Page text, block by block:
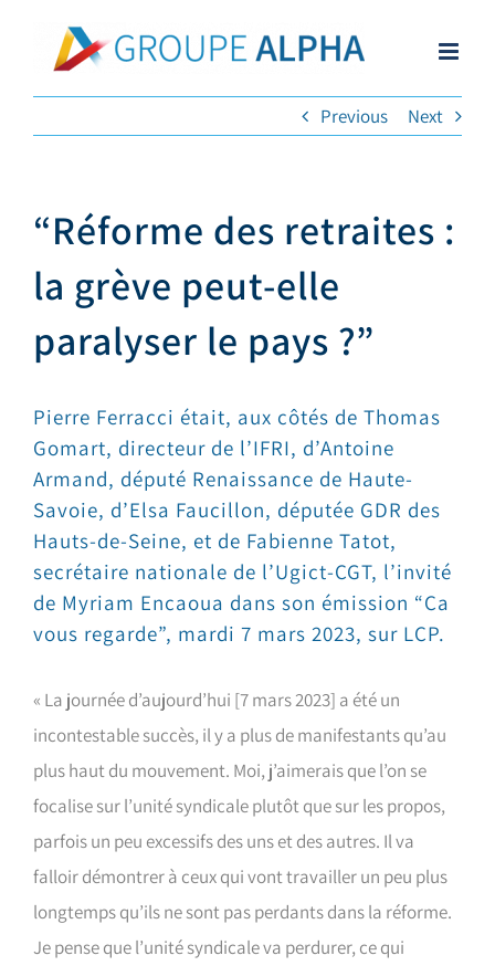
Previous
Next
“Réforme des retraites :
la grève peut-elle
paralyser le pays ?”
Pierre Ferracci était, aux côtés de Thomas
Gomart, directeur de l’IFRI, d’Antoine
Armand, député Renaissance de Haute-
Savoie, d’Elsa Faucillon, députée GDR des
Hauts-de-Seine, et de Fabienne Tatot,
secrétaire nationale de l’Ugict-CGT, l’invité
de Myriam Encaoua dans son émission “Ça
vous regarde”, mardi 7 mars 2023, sur LCP.
« La journée d’aujourd’hui [7 mars 2023] a été un
incontestable succès, il y a plus de manifestants qu’au
plus haut du mouvement. Moi, j’aimerais que l’on se
focalise sur l’unité syndicale plutôt que sur les propos,
parfois un peu excessifs des uns et des autres. Il va
falloir démontrer à ceux qui vont travailler un peu plus
longtemps qu’ils ne sont pas perdants dans la réforme.
Je pense que l’unité syndicale va perdurer, ce qui